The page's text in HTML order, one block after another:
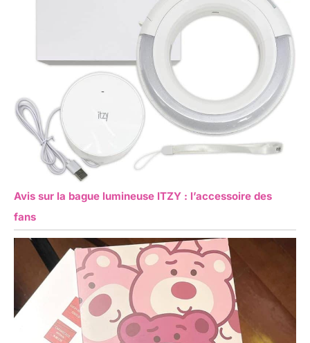
Avis sur la bague lumineuse ITZY : l’accessoire des
fans